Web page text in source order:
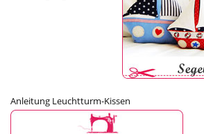
Anleitung Leuchtturm-Kissen